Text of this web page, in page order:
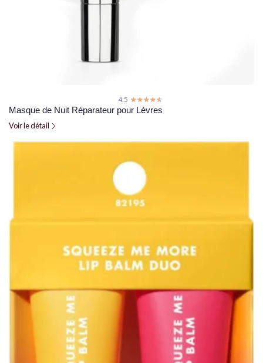
4.5 ☆☆☆☆☆
★★★★★
Masque de Nuit Réparateur pour Lèvres
Voir le détail